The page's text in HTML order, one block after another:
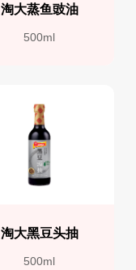
淘大蒸鱼豉油
500ml
淘大黑豆头抽
500ml